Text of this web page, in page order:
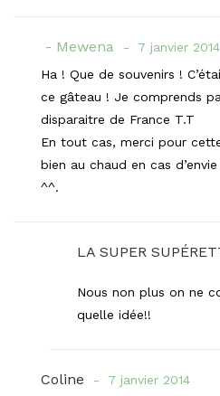
Mewena 7 janvier 2014
Ha ! Que de souvenirs !
ce gâteau ! Je comprends
disparaitre de France T.T
En tout cas, merci pour
bien au chaud en cas
^^.
LA SUPER
Nous non plus on ne
quelle idée!!
Coline 7 janvier 2014